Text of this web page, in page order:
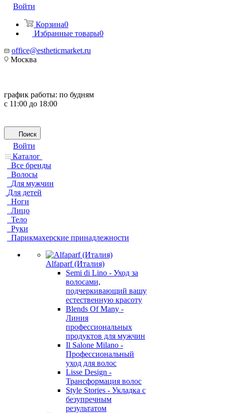
Войти
Корзина0
Избранные товары0
office@estheticmarket.ru
Москва
график работы: по будням
с 11:00 до 18:00
Поиск
Войти
Каталог
Все бренды
Волосы
Для мужчин
Для детей
Ноги
Лицо
Тело
Руки
Парикмахерские принадлежности
Alfaparf (Италия)
Semi di Lino - Уход за
волосами,
подчеркивающий вашу
естественную красоту
Blends Of Many -
Линия
профессиональных
продуктов для мужчин
Il Salone Milano -
Профессиональный
уход для волос
Lisse Design -
Трансформация волос
Style Stories - Укладка с
безупречным
результатом